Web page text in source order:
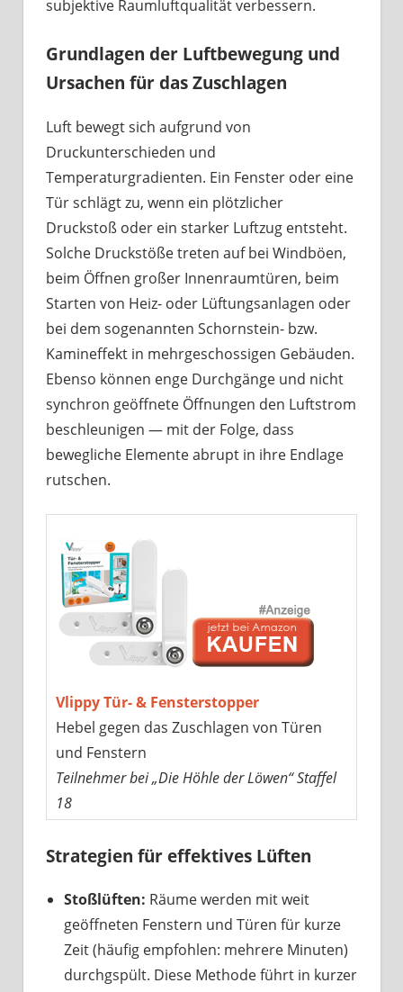
subjektive Raumluftqualität verbessern.
Grundlagen der Luftbewegung und
Ursachen für das Zuschlagen
Luft bewegt sich aufgrund von
Druckunterschieden und
Temperaturgradienten. Ein Fenster oder eine
Tür schlägt zu, wenn ein plötzlicher
Druckstoß oder ein starker Luftzug entsteht.
Solche Druckstöße treten auf bei Windböen,
beim Öffnen großer Innenraumtüren, beim
Starten von Heiz- oder Lüftungsanlagen oder
bei dem sogenannten Schornstein- bzw.
Kamineffekt in mehrgeschossigen Gebäuden.
Ebenso können enge Durchgänge und nicht
synchron geöffnete Öffnungen den Luftstrom
beschleunigen — mit der Folge, dass
bewegliche Elemente abrupt in ihre Endlage
rutschen.
Vlippy Tür- & Fensterstopper
Hebel gegen das Zuschlagen von Türen
und Fenstern
Teilnehmer bei „Die Höhle der Löwen“ Staffel
18
Strategien für effektives Lüften
Stoßlüften: Räume werden mit weit
geöffneten Fenstern und Türen für kurze
Zeit (häufig empfohlen: mehrere Minuten)
durchgspült. Diese Methode führt in kurzer